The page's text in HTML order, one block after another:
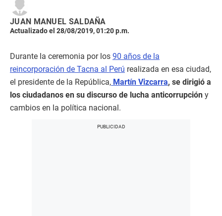
JUAN MANUEL SALDAÑA
Actualizado el 28/08/2019, 01:20 p.m.
Durante la ceremonia por los 90 años de la
reincorporación de Tacna al Perú realizada en esa ciudad,
el presidente de la República, Martín Vizcarra, se dirigió a
los ciudadanos en su discurso de lucha anticorrupción y
cambios en la política nacional.